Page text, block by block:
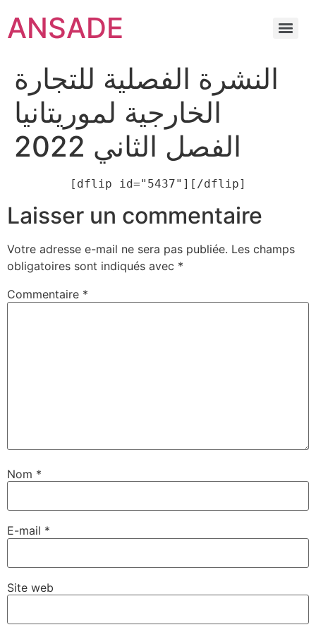
ANSADE
النشرة الفصلية للتجارة
الخارجية لموريتانيا
الفصل الثاني 2022
[dflip id="5437"][/dflip]
Laisser un commentaire
Votre adresse e-mail ne sera pas publiée. Les champs
obligatoires sont indiqués avec *
Commentaire *
Nom *
E-mail *
Site web